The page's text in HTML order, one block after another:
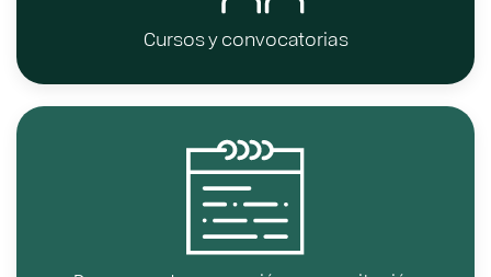
Cursos y convocatorias